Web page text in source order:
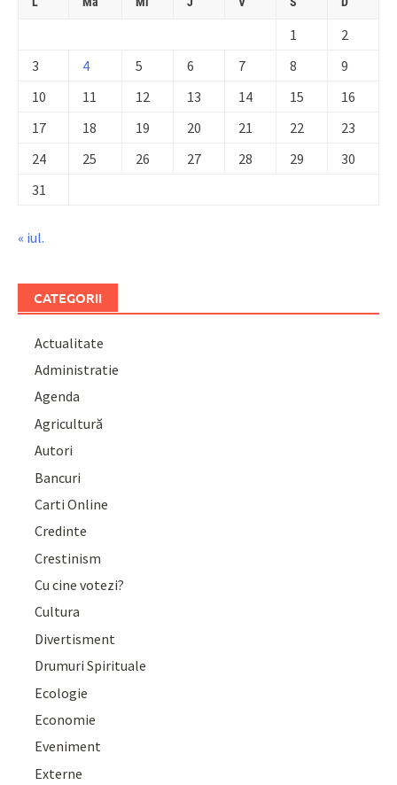
1
2
3
4 5 6 7 8
9
10
11 12 13 14 15
16
17
18 19 20 21 22
23
24
25 26 27 28 29
30
31
« iul.
CATEGORII
Actualitate
Administratie
Agenda
Agricultură
Autori
Bancuri
Carti Online
Credinte
Crestinism
Cu cine votezi?
Cultura
Divertisment
Drumuri Spirituale
Ecologie
Economie
Eveniment
Externe